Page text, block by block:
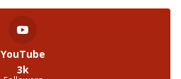
YouTube
3k